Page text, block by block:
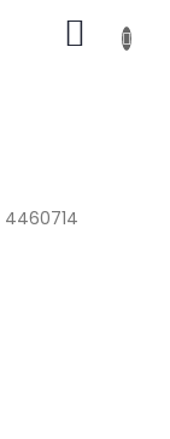
KOŠÍK
4460714